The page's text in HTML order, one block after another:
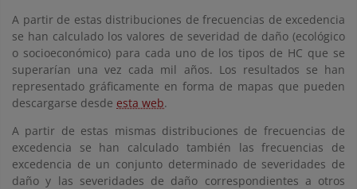
A partir de estas distribuciones de frecuencias de excedencia
se han calculado los valores de severidad de daño (ecológico
o socioeconómico) para cada uno de los tipos de HC que se
superarían una vez cada mil años. Los resultados se han
representado gráficamente en forma de mapas que pueden
descargarse desde esta web.
A partir de estas mismas distribuciones de frecuencias de
excedencia se han calculado también las frecuencias de
excedencia de un conjunto determinado de severidades de
daño y las severidades de daño correspondientes a otros